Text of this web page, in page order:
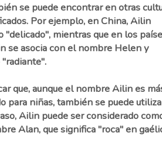
se puede encontrar en otras
Por ejemplo, en China, Ailin
"delicado", mientras que en los
se asocia con el nombre Helen y
que, aunque el nombre Ailin es
para niñas, también se puede
Ailin puede ser considerado
Alan, que significa "roca" en